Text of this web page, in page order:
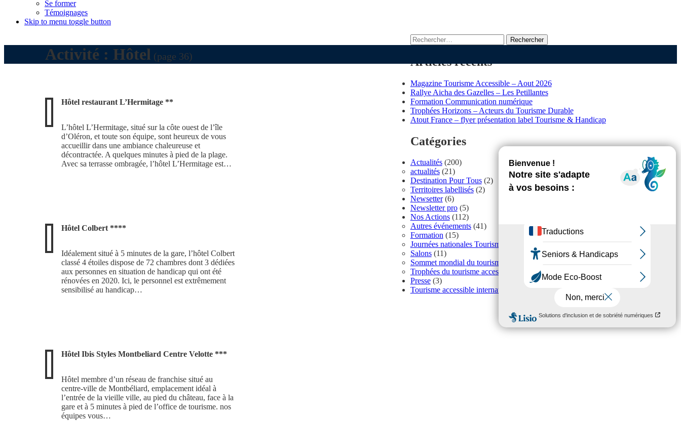
Se former
Témoignages
Skip to menu toggle button
Activité : Hôtel (page 36)
Hôtel restaurant L’Hermitage **
L’hôtel L’Hermitage, situé sur la côte ouest de l’île
d’Oléron, et toute son équipe, sont heureux de vous
accueillir dans une ambiance chaleureuse et
décontractée. A quelques minutes à pied de la plage.
Avec sa terrasse ombragée, l’hôtel L’Hermitage est…
Hôtel Colbert ****
Idéalement situé à 5 minutes de la gare, l’hôtel Colbert
classé 4 étoiles dispose de 72 chambres dont 3 dédiées
aux personnes en situation de handicap qui ont été
rénovées en 2020. Ici, le personnel est extrêmement
sensibilisé au handicap…
Hôtel Ibis Styles Montbeliard Centre Velotte ***
Hôtel membre d’un réseau de franchise situé au
centre-ville de Montbéliard, emplacement idéal à
l’entrée de la vieille ville, au pied du château, face à la
gare et à 5 minutes à pied de l’office de tourisme. nos
équipes vous…
Rechercher :
Articles récents
Magazine Tourisme Accessible – Aout 2026
Rallye Aicha des Gazelles – Les Petillantes
Formation Communication numérique
Trophées Horizons – Acteurs du Tourisme Durable
Atout France – flyer présentation label Tourisme & Handicap
Catégories
Actualités(200)
actualités(21)
Destination Pour Tous(2)
Territoires labellisés(2)
Newsetter(6)
Newsletter pro(5)
Nos Actions(112)
Autres événements(41)
Formation(15)
Journées nationales Tourisme & Handicap
Salons(11)
Sommet mondial du tourisme
Trophées du tourisme accessible
Presse(3)
Tourisme accessible international